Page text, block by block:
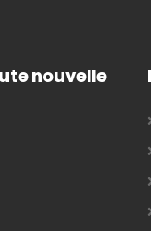
nouvelle